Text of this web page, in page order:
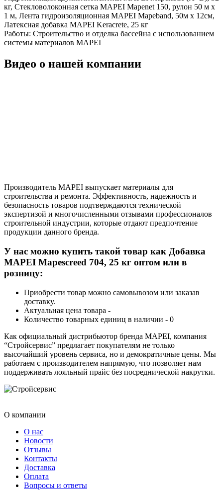
кг, Стекловолоконная сетка MAPEI Mapenet 150, рулон 50 м х
1 м, Лента гидроизоляционная MAPEI Mapeband, 50м x 12см,
Латексная добавка MAPEI Keracrete, 25 кг
Работы: Строительство и отделка бассейна с использованием
системы материалов MAPEI
Видео о нашей компании
Производитель MAPEI выпускает материалы для
строительства и ремонта. Эффективность, надежность и
безопасность товаров подтверждаются технической
экспертизой и многочисленными отзывами профессионалов
строительной индустрии, которые отдают предпочтение
продукции данного бренда.
У нас можно купить такой товар как Добавка
MAPEI Mapescreed 704, 25 кг оптом или в
розницу:
Приобрести товар можно самовывозом или заказав
доставку.
Актуальная цена товара -
Количество товарных единиц в наличии - 0
Как официальный дистрибьютор бренда MAPEI, компания
“Стройсервис” предлагает покупателям не только
высочайший уровень сервиса, но и демократичные цены. Мы
работаем с производителем напрямую, что позволяет нам
поддерживать лояльный прайс без посреднической накрутки.
О компании
О нас
Новости
Отзывы
Контакты
Доставка
Оплата
Вопросы и ответы